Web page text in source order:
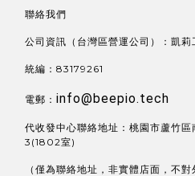
聯絡我們
公司資訊（台灣區營運公司）：凱莉
統編：83179261
電郵： info@beepio.tech
代收發中心聯絡地址：桃園市蘆竹
3(1802室)
（僅為聯絡地址，非實體店面，不對